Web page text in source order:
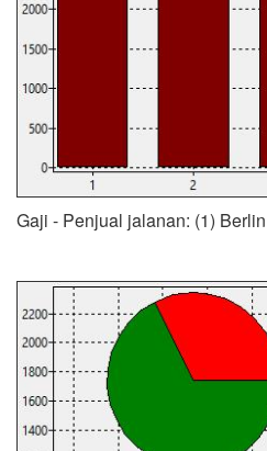
Gaji - Penjual jalanan: (1)